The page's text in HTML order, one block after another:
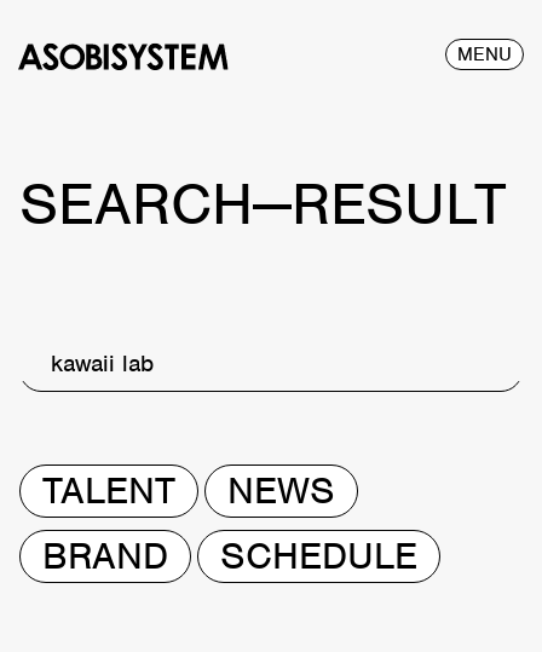
MENU
SEARCH—RESULT
kawaii lab
TALENT
NEWS
BRAND
SCHEDULE